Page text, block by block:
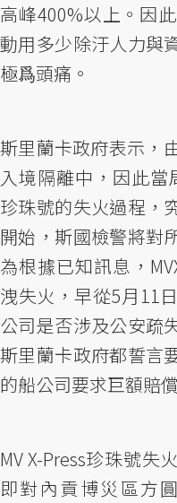
高峰400%以上。因
動用多少除汙人力與
極爲頭痛。
斯里蘭卡政府表示，
入境隔離中，因此當
珍珠號的失火過程，
開始，斯國檢警將
為根據已知訊息，
洩失火，早從5月11
公司是否涉及公安疏
斯里蘭卡政府都誓言
的船公司要求巨額賠
MV X-Press珍珠號失
即對內貢博災區方